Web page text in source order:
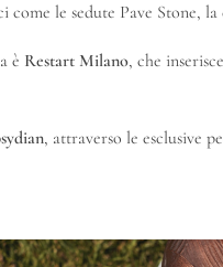
le sedute Pave Stone,
è Restart Milano, che
, attraverso le esclusive